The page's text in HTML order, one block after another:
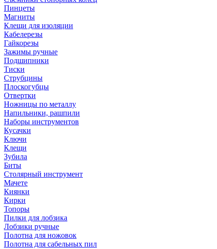
Пинцеты
Магниты
Клещи для изоляции
Кабелерезы
Гайкорезы
Зажимы ручные
Подшипники
Тиски
Струбцины
Плоскогубцы
Отвертки
Ножницы по металлу
Напильники, рашпили
Наборы инструментов
Кусачки
Ключи
Клещи
Зубила
Биты
Столярный инструмент
Мачете
Киянки
Кирки
Топоры
Пилки для лобзика
Лобзики ручные
Полотна для ножовок
Полотна для сабельных пил